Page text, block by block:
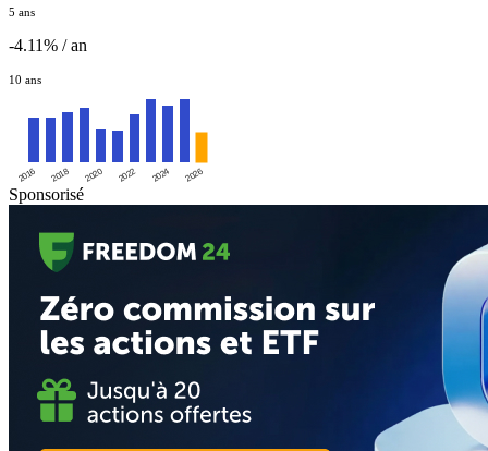
5 ans
-4.11% / an
10 ans
2016 2018 2020 2022 2024 2026
Sponsorisé